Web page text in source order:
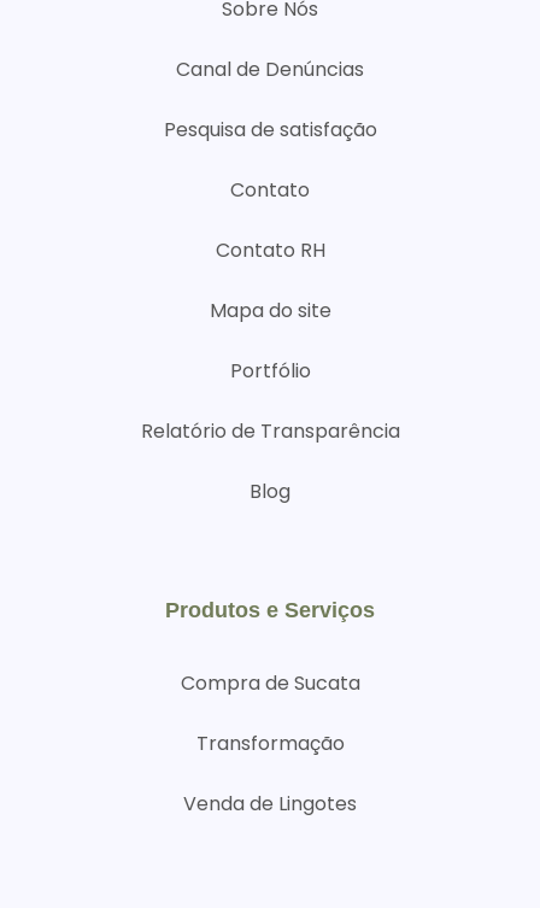
Sobre Nós
Canal de Denúncias
Pesquisa de satisfação
Contato
Contato RH
Mapa do site
Portfólio
Relatório de Transparência
Blog
Produtos e Serviços
Compra de Sucata
Transformação
Venda de Lingotes